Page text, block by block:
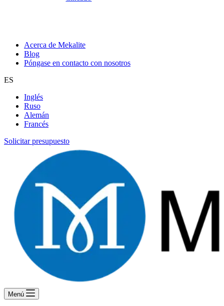
Acerca de Mekalite
Blog
Póngase en contacto con nosotros
ES
Inglés
Ruso
Alemán
Francés
Solicitar presupuesto
Menú